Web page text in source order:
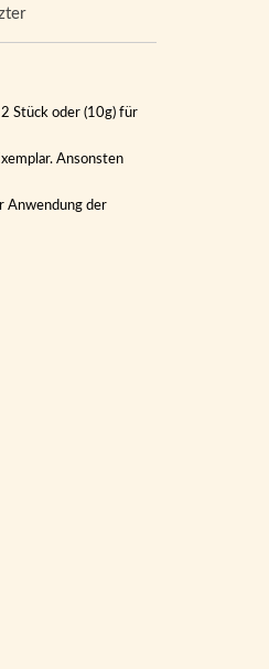
Stück oder (10g) für
Ansonsten
Anwendung der